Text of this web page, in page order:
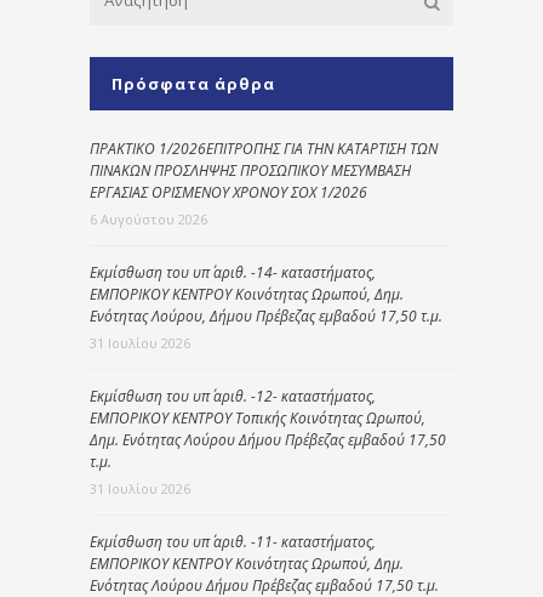
Πρόσφατα άρθρα
ΠΡΑΚΤΙΚΟ 1/2026ΕΠΙΤΡΟΠΗΣ ΓΙΑ ΤΗΝ ΚΑΤΑΡΤΙΣΗ ΤΩΝ
ΠΙΝΑΚΩΝ ΠΡΟΣΛΗΨΗΣ ΠΡΟΣΩΠΙΚΟΥ ΜΕΣΥΜΒΑΣΗ
ΕΡΓΑΣΙΑΣ ΟΡΙΣΜΕΝΟΥ ΧΡΟΝΟΥ ΣΟΧ 1/2026
6 Αυγούστου 2026
Εκμίσθωση του υπ΄ αριθ. -14- καταστήματος,
ΕΜΠΟΡΙΚΟΥ ΚΕΝΤΡΟΥ Κοινότητας Ωρωπού, Δημ.
Ενότητας Λούρου, Δήμου Πρέβεζας εμβαδού 17,50 τ.μ.
31 Ιουλίου 2026
Εκμίσθωση του υπ΄ αριθ. -12- καταστήματος,
ΕΜΠΟΡΙΚΟΥ ΚΕΝΤΡΟΥ Τοπικής Κοινότητας Ωρωπού,
Δημ. Ενότητας Λούρου Δήμου Πρέβεζας εμβαδού 17,50
τ.μ.
31 Ιουλίου 2026
Εκμίσθωση του υπ΄ αριθ. -11- καταστήματος,
ΕΜΠΟΡΙΚΟΥ ΚΕΝΤΡΟΥ Κοινότητας Ωρωπού, Δημ.
Ενότητας Λούρου Δήμου Πρέβεζας εμβαδού 17,50 τ.μ.